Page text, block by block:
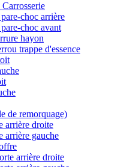
Carrosserie
choc arrière
choc avant
hayon
trappe d'essence
de remorquage)
arrière droite
arrière gauche
arrière droite